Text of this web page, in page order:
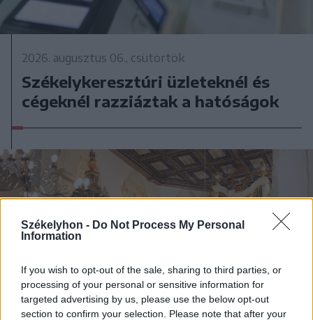
Székelyhon - Do Not Process My Personal
Information
If you wish to opt-out of the sale, sharing to third parties, or
processing of your personal or sensitive information for
targeted advertising by us, please use the below opt-out
section to confirm your selection. Please note that after your
2026. augusztus 06., csütörtök
Székelykeresztúri üzleteknél és
cégeknél razziáztak a hatóságok